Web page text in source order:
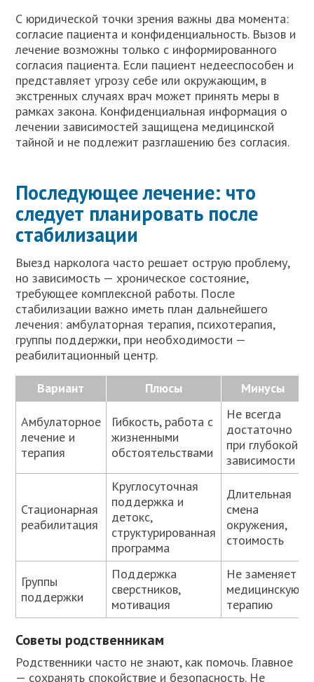
С юридической точки зрения важны два момента:
согласие пациента и конфиденциальность. Вызов и
лечение возможны только с информированного
согласия пациента. Если пациент недееспособен и
представляет угрозу себе или окружающим, в
экстренных случаях врач может принять меры в
рамках закона. Конфиденциальная информация о
лечении зависимостей защищена медицинской
тайной и не подлежит разглашению без согласия.
Последующее лечение: что
следует планировать после
стабилизации
Выезд нарколога часто решает острую проблему,
но зависимость — хроническое состояние,
требующее комплексной работы. После
стабилизации важно иметь план дальнейшего
лечения: амбулаторная терапия, психотерапия,
группы поддержки, при необходимости —
реабилитационный центр.
Вариант Плюсы Минусы
Амбулаторное
лечение и
терапия
Гибкость, работа с
жизненными
обстоятельствами
Не всегда
достаточно
при глубокой
зависимости
Стационарная
реабилитация
Круглосуточная
поддержка и
детокс,
структурированная
программа
Длительная
смена
окружения,
стоимость
Группы
поддержки
Поддержка
сверстников,
мотивация
Не заменяет
медицинскую
терапию
Советы родственникам
Родственники часто не знают, как помочь. Главное
— сохранять спокойствие и безопасность. Не